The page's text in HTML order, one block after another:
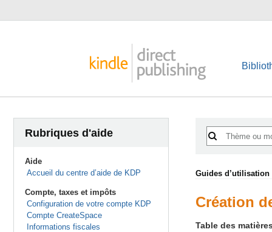
Rubriques d'aide
Aide
Accueil du centre d’aide de KDP
Compte, taxes et impôts
Configuration de votre compte KDP
Compte CreateSpace
Informations fiscales
Guides d’utilisation
Création
Table des